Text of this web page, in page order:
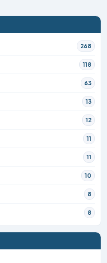
268
118
63
13
12
11
11
10
8
8